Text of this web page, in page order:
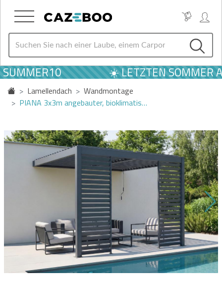
☀️ LETZTEN SOMMER
Lamellendach
Wandmontage
PIANA 3x3m angebauter, bioklimatis…